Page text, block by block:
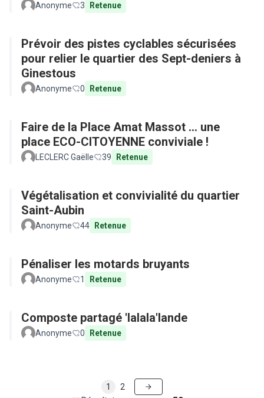
Anonyme 3 Retenue
Prévoir des pistes cyclables sécurisées
pour relier le quartier des Sept-deniers à
Ginestous
Anonyme 0 Retenue
Faire de la Place Amat Massot ... une
place ECO-CITOYENNE conviviale !
LECLERC Gaëlle 39 Retenue
Végétalisation et convivialité du quartier
Saint-Aubin
Anonyme 44 Retenue
Pénaliser les motards bruyants
Anonyme 1 Retenue
Composte partagé 'lalala'lande
Anonyme 0 Retenue
1 2